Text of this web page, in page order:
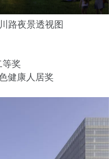
路夜景透视图
等奖
健康人居奖